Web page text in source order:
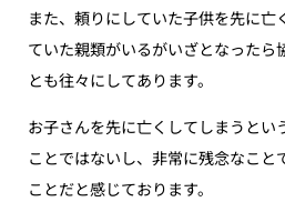
また、頼りにしていた子供を先に亡
ていた親類がいるがいざとなったら
とも往々にしてあります。
お子さんを先に亡くしてしまうとい
ことではないし、非常に残念なこと
ことだと感じております。